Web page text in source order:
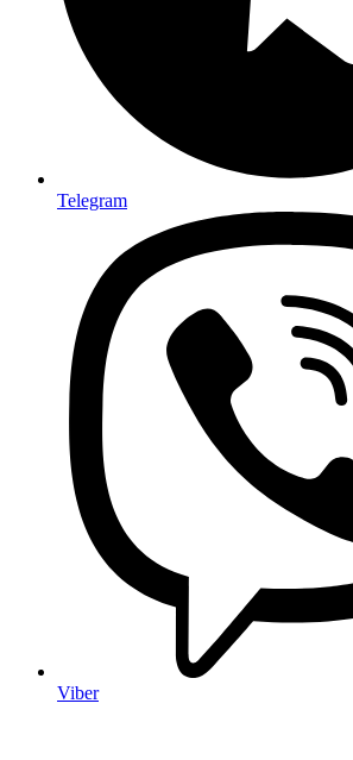
Telegram
Viber